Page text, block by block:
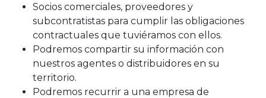
Socios comerciales, proveedores y
subcontratistas para cumplir las obligaciones
contractuales que tuviéramos con ellos.
Podremos compartir su información con
nuestros agentes o distribuidores en su
territorio.
Podremos recurrir a una empresa de